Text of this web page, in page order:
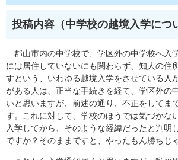
投稿内容（中学校の越境入学につ
郡山市内の中学校で、学区外の中学校へ入
には居住していないにも関わらず、知人の住
すという、いわゆる越境入学をさせている人
がある人は、正当な手続きを経て、学区外の
いと思いますが、前述の通り、不正をしてま
す。これに対して、学校のほうでは気づかな
入学してから、そのような経緯だったと判明
ですか？そのままですと、やったもん勝ちじ